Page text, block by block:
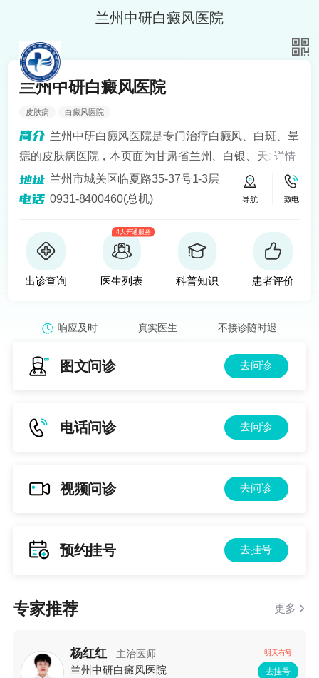
兰州中研白癜风医院
兰州中研白癜风医院
皮肤病 白癜风医院
兰州中研白癜风医院是专门治疗白癜风、白斑、晕
痣的皮肤病医院，本页面为甘肃省兰州、白银、天水、
定西、平凉、宁夏银川、青海西宁等地区患者提供白癜
风知识解答、预约挂号问诊服务。医院开设24小时在线
建立以病人为中心的诚信、理解、和谐的就医环境。
详情
兰州市城关区临夏路35-37号1-3层
0931-8400460(总机)
导航 致电
出诊查询
4人开通服务
医生列表 科普知识 患者评价
响应及时 真实医生 不接诊随时退
图文问诊 去问诊
电话问诊 去问诊
视频问诊 去问诊
预约挂号 去挂号
专家推荐 更多
杨红红 主治医师
兰州中研白癜风医院
明天有号
去挂号